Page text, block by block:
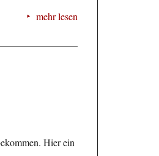
mehr lesen
Hier ein